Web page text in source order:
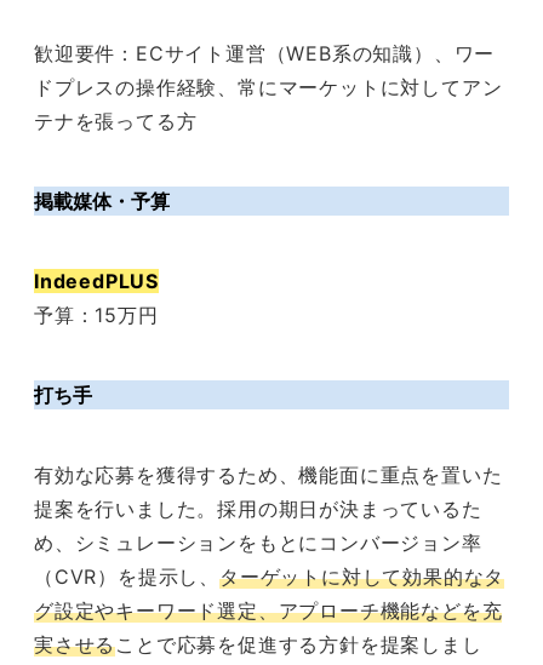
歓迎要件：ECサイト運営（WEB系の知識）、ワー
ドプレスの操作経験、常にマーケットに対してアン
テナを張ってる方
掲載媒体・予算
IndeedPLUS
予算：15万円
打ち手
有効な応募を獲得するため、機能面に重点を置いた
提案を行いました。採用の期日が決まっているた
め、シミュレーションをもとにコンバージョン率
（CVR）を提示し、 ターゲットに対して効果的なタ
グ設定やキーワード選定、アプローチ機能などを充
実させることで応募を促進する方針を提案しまし